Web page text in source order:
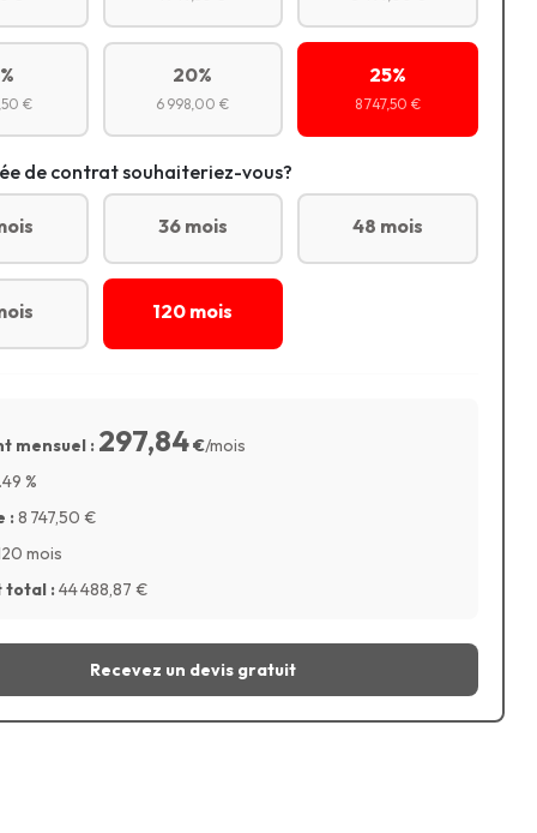
€
20%
6 998,00 €
25%
8 747,50 €
de contrat souhaiteriez-vous?
36 mois 48 mois
120 mois
mensuel : 297,84€/mois
%
:8 747,50 €
mois
total :44 488,87 €
Recevez un devis gratuit